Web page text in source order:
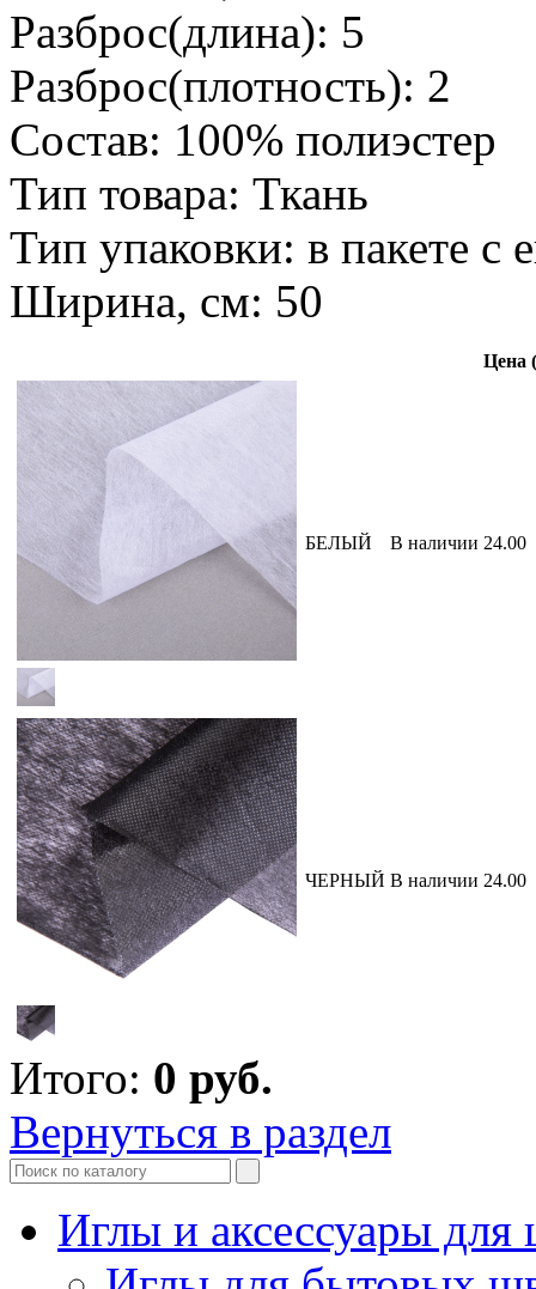
Разброс(длина): 5
Разброс(плотность): 2
Состав: 100% полиэстер
Тип товара: Ткань
Тип упаковки: в пакете с
Ширина, см: 50
Цена
БЕЛЫЙ В наличии 24.00
ЧЕРНЫЙ В наличии 24.00
Итого: 0 руб.
Вернуться в раздел
Иглы и аксессуары